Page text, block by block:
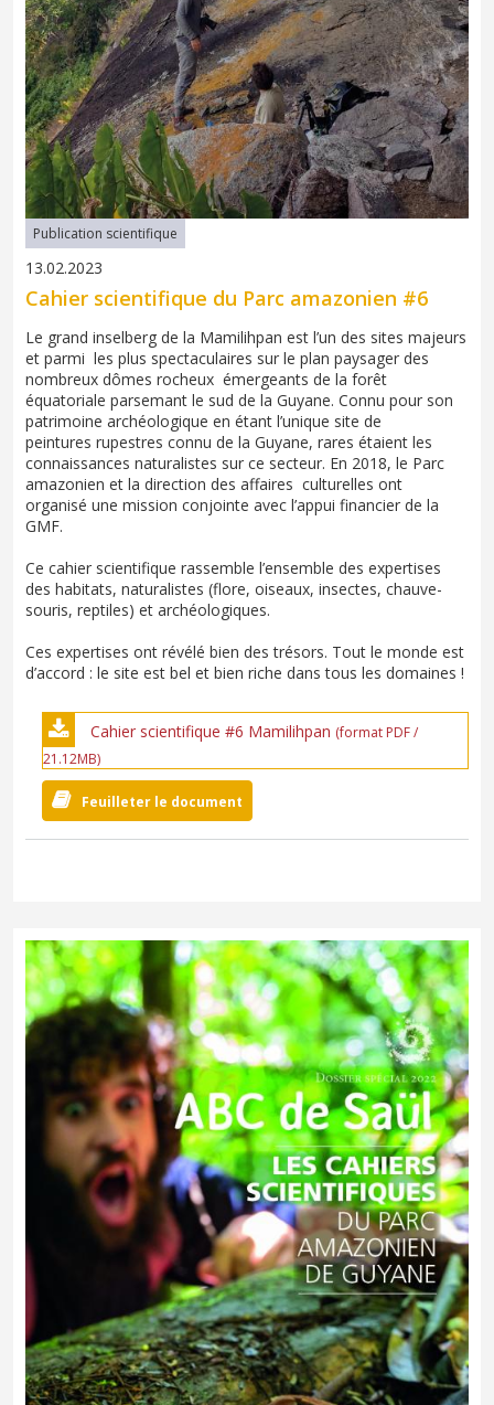
Publication scientifique
13.02.2023
Cahier scientifique du Parc amazonien #6
Le grand inselberg de la Mamilihpan est l’un des sites majeurs
et parmi les plus spectaculaires sur le plan paysager des
nombreux dômes rocheux émergeants de la forêt
équatoriale parsemant le sud de la Guyane. Connu pour son
patrimoine archéologique en étant l’unique site de
peintures rupestres connu de la Guyane, rares étaient les
connaissances naturalistes sur ce secteur. En 2018, le Parc
amazonien et la direction des affaires culturelles ont
organisé une mission conjointe avec l’appui financier de la
GMF.
Ce cahier scientifique rassemble l’ensemble des expertises
des habitats, naturalistes (flore, oiseaux, insectes, chauve-
souris, reptiles) et archéologiques.
Ces expertises ont révélé bien des trésors. Tout le monde est
d’accord : le site est bel et bien riche dans tous les domaines !
Cahier scientifique #6 Mamilihpan (format PDF /
21.12MB)
Feuilleter le document